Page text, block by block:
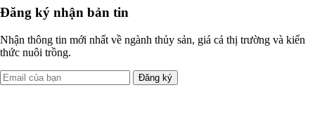
Đăng ký nhận bản tin
Nhận thông tin mới nhất về ngành thủy sản, giá cả thị trường và kiến
thức nuôi trồng.
Đăng ký